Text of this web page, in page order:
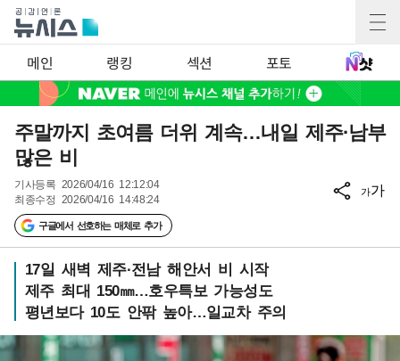
메인 랭킹 섹션 포토
주말까지 초여름 더위 계속…내일 제주·남부
많은 비
기사등록 2026/04/16 12:12:04
최종수정 2026/04/16 14:48:24
구글에서 선호하는 매체로 추가
가가
17일 새벽 제주·전남 해안서 비 시작
제주 최대 150㎜…호우특보 가능성도
평년보다 10도 안팎 높아…일교차 주의